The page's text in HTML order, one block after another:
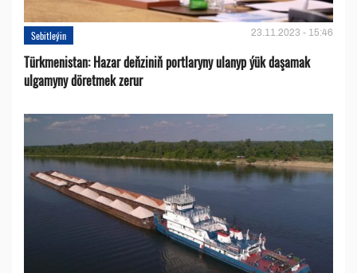
Sebitleýin 23.11.2023 - 15:46
Türkmenistan: Hazar deňziniň portlaryny ulanyp ýük daşamak
ulgamyny döretmek zerur